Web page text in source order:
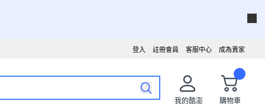
成為賣家
客服中心
註冊會員
登入
我的酷澎
購物車